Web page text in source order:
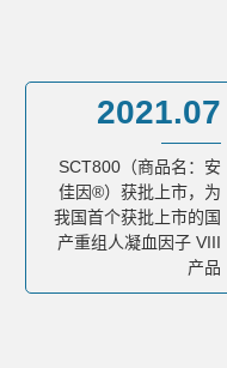
2021.07
SCT800（商品名：安
佳因®）获批上市，为
我国首个获批上市的国
产重组人凝血因子 VIII
产品